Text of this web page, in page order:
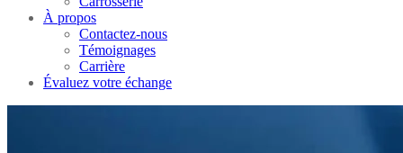
À propos
Contactez-nous
Témoignages
Carrière
Évaluez votre échange